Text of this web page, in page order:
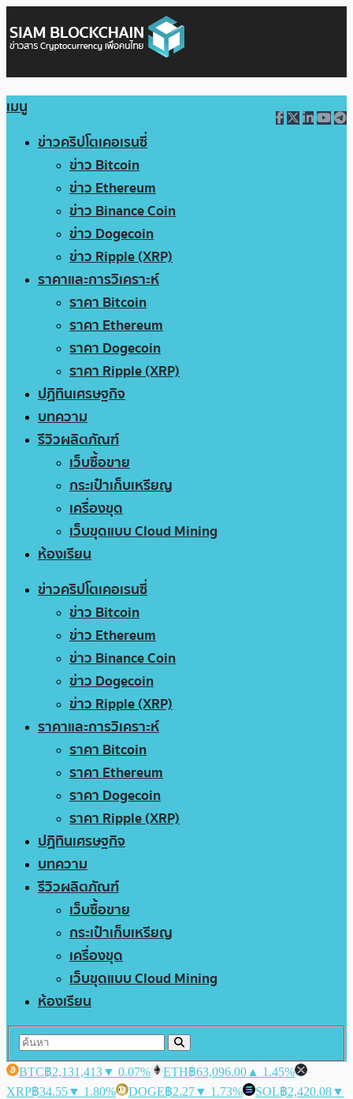
เมนู
ข่าวคริปโตเคอเรนซี่
ข่าว Bitcoin
ข่าว Ethereum
ข่าว Binance Coin
ข่าว Dogecoin
ข่าว Ripple (XRP)
ราคาและการวิเคราะห์
ราคา Bitcoin
ราคา Ethereum
ราคา Dogecoin
ราคา Ripple (XRP)
ปฏิทินเศรษฐกิจ
บทความ
รีวิวผลิตภัณฑ์
เว็บซื้อขาย
กระเป๋าเก็บเหรียญ
เครื่องขุด
เว็บขุดแบบ Cloud Mining
ห้องเรียน
ข่าวคริปโตเคอเรนซี่
ข่าว Bitcoin
ข่าว Ethereum
ข่าว Binance Coin
ข่าว Dogecoin
ข่าว Ripple (XRP)
ราคาและการวิเคราะห์
ราคา Bitcoin
ราคา Ethereum
ราคา Dogecoin
ราคา Ripple (XRP)
ปฏิทินเศรษฐกิจ
บทความ
รีวิวผลิตภัณฑ์
เว็บซื้อขาย
กระเป๋าเก็บเหรียญ
เครื่องขุด
เว็บขุดแบบ Cloud Mining
ห้องเรียน
BTC฿2,131,413▼ 0.07% ETH฿63,096.00 ▲ 1.45%
XRP฿34.55▼ 1.80% DOGE฿2.27▼ 1.73% SOL฿2,420.08▼